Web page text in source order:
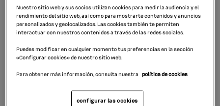
Al finalizar el contrato de renting se devuelve
el vehículoy lo más corriente es formalizar
mismo modelo más nuevo.
aparte del límite de tiempo, también se aplica
Nuestro sitio web y sus socios utilizan cookies para medir la audiencia y el
rendimiento del sitio web, así como para mostrarte contenidos y anuncios
personalizados y geolocalizados. Las cookies también te permiten
interactuar con nuestros contenidos a través de las redes sociales.
Puedes modificar en cualquier momento tus preferencias en la sección
«Configurar cookies» de nuestro sitio web.
Para obtener más información, consulta nuestra política de cookies
configurar las cookies